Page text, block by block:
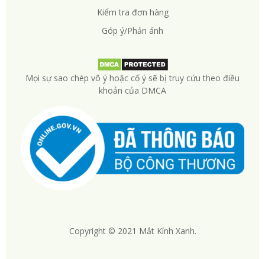
Kiểm tra đơn hàng
Góp ý/Phản ánh
Mọi sự sao chép vô ý hoặc cố ý sẽ bị truy cứu theo điều
khoản của DMCA
Copyright © 2021 Mắt Kính Xanh.